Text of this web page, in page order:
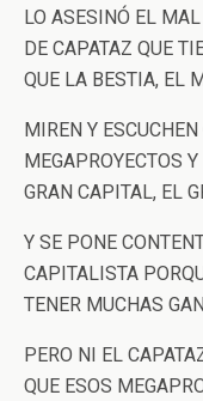
LO ASESINÓ EL
DE CAPATAZ QUE
QUE LA BESTIA, EL
MIREN Y
MEGAPROYECTOS
GRAN CAPITAL, EL
Y SE PONE
CAPITALISTA
TENER MUCHAS
PERO NI EL
QUE ESOS